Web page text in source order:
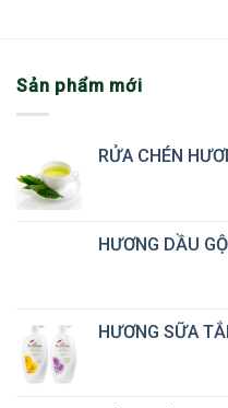
Sản phẩm mới
RỬA CHÉN
HƯƠNG DẦU
HƯƠNG SỮA